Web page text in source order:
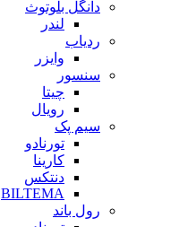
دانگل بلوتوث
لندر
ردیاب
وایزر
سنسور
چیتا
رویال
سیم پک
تورنادو
کارینا
دنتکس
BILTEMA
رول باند